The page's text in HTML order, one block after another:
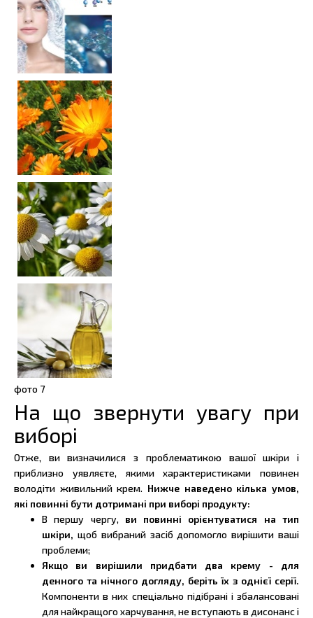
фото 7
На що звернути увагу при
виборі
Отже, ви визначилися з проблематикою вашої шкіри і
приблизно уявляєте, якими характеристиками повинен
володіти живильний крем. Нижче наведено кілька умов,
які повинні бути дотримані при виборі продукту:
В першу чергу, ви повинні орієнтуватися на тип
шкіри, щоб вибраний засіб допомогло вирішити ваші
проблеми;
Якщо ви вирішили придбати два крему - для
денного та нічного догляду, беріть їх з однієї серії.
Компоненти в них спеціально підібрані і збалансовані
для найкращого харчування, не вступають в дисонанс і